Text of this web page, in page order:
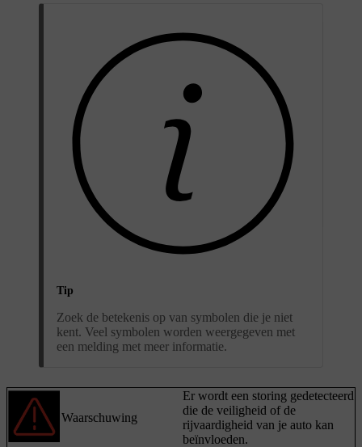
Tip
Zoek de betekenis op van symbolen die je niet
kent. Veel symbolen worden weergegeven met
een melding met meer informatie.
Waarschuwing
Er wordt een storing gedetecteerd
die de veiligheid of de
rijvaardigheid van je auto kan
beïnvloeden.